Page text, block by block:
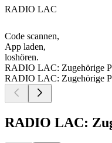
RADIO LAC
Code scannen,
App laden,
loshören.
RADIO LAC: Zugehörige
RADIO LAC: Zugehörige
RADIO LAC: